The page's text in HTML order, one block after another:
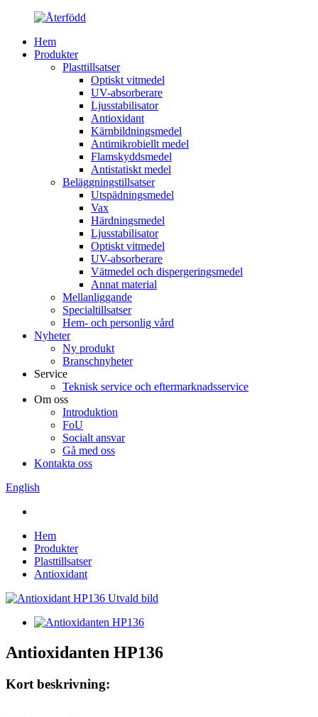
Hem
Produkter
Plasttillsatser
Optiskt vitmedel
UV-absorberare
Ljusstabilisator
Antioxidant
Kärnbildningsmedel
Antimikrobiellt medel
Flamskyddsmedel
Antistatiskt medel
Beläggningstillsatser
Utspädningsmedel
Vax
Härdningsmedel
Ljusstabilisator
Optiskt vitmedel
UV-absorberare
Vätmedel och dispergeringsmedel
Annat material
Mellanliggande
Specialtillsatser
Hem- och personlig vård
Nyheter
Ny produkt
Branschnyheter
Service
Teknisk service och eftermarknadsservice
Om oss
Introduktion
FoU
Socialt ansvar
Gå med oss
Kontakta oss
English
Hem
Produkter
Plasttillsatser
Antioxidant
Antioxidanten HP136
Kort beskrivning: